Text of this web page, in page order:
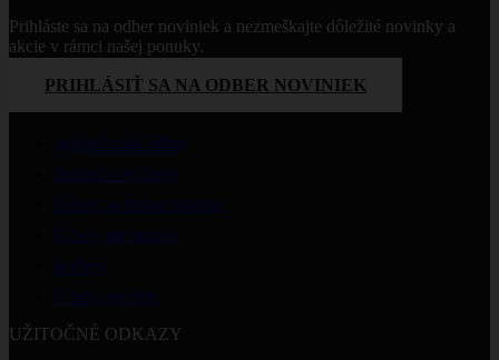
Prihláste sa na odber noviniek a nezmeškajte dôležité novinky a
akcie v rámci našej ponuky.
PRIHLÁSIŤ SA NA ODBER NOVINIEK
Spoločenské účesy
Festivalové účesy
Účesy na bežné nosenie
Účesy pre mužov
Kučery
Účesy pre deti
UŽITOČNÉ ODKAZY